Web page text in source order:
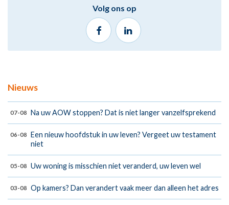
Volg ons op
Nieuws
07-08 Na uw AOW stoppen? Dat is niet langer vanzelfsprekend
06-08
Een nieuw hoofdstuk in uw leven? Vergeet uw testament
niet
05-08 Uw woning is misschien niet veranderd, uw leven wel
03-08 Op kamers? Dan verandert vaak meer dan alleen het adres